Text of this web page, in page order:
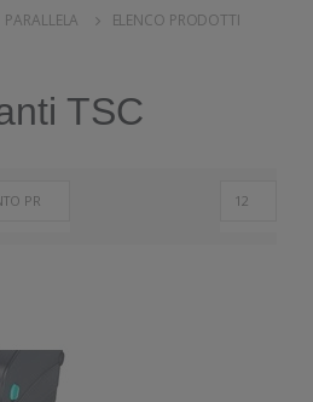
PARALLELA ELENCO PRODOTTI
TSC